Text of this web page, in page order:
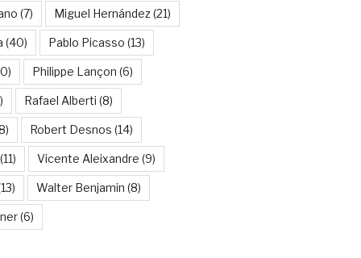
(7) Miguel Hernández(21)
(40) Pablo Picasso (13)
Philippe Lançon (6)
Rafael Alberti (8)
Robert Desnos (14)
(11) Vicente Aleixandre (9)
Walter Benjamin (8)
(6)